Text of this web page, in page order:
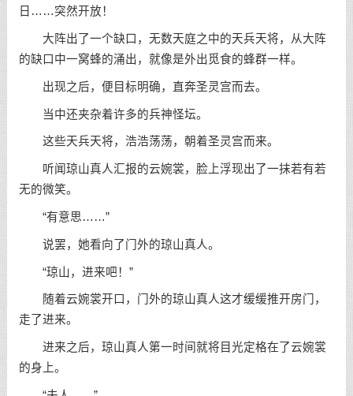
日……突然开放！
大阵出了一个缺口，无数天庭之中的天兵天将，从大阵
的缺口中一窝蜂的涌出，就像是外出觅食的蜂群一样。
出现之后，便目标明确，直奔圣灵宫而去。
当中还夹杂着许多的兵神怪坛。
这些天兵天将，浩浩荡荡，朝着圣灵宫而来。
听闻琼山真人汇报的云婉裳，脸上浮现出了一抹若有若
无的微笑。
“有意思……”
说罢，她看向了门外的琼山真人。
“琼山，进来吧！”
随着云婉裳开口，门外的琼山真人这才缓缓推开房门，
走了进来。
进来之后，琼山真人第一时间就将目光定格在了云婉裳
的身上。